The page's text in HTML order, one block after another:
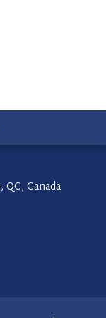
QC, Canada